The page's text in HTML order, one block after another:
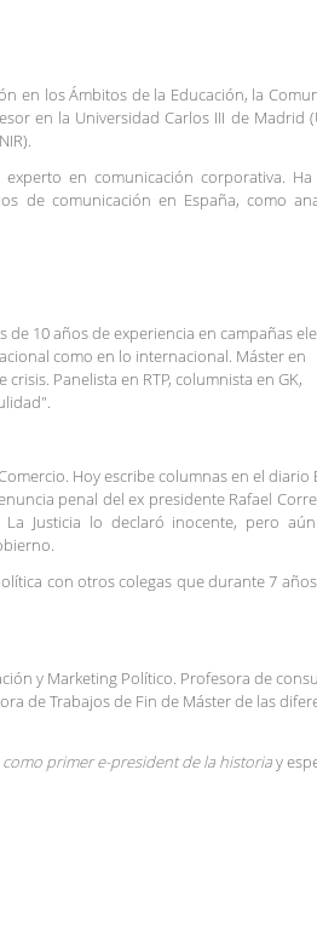
en los Ámbitos de la Educación, la
en la Universidad Carlos III de Madrid
en comunicación corporativa.
de comunicación en España, como
10 años de experiencia en campañas
como en lo internacional. Máster en
Panelista en RTP, columnista en GK,
Hoy escribe columnas en el diario
penal del ex presidente Rafael
La Justicia lo declaró inocente, pero
con otros colegas que durante 7
y Marketing Político. Profesora de
de Trabajos de Fin de Máster de las
como primer e-president de la historiay